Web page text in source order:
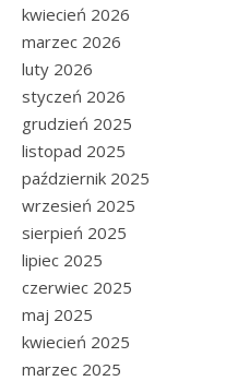
kwiecień 2026
marzec 2026
luty 2026
styczeń 2026
grudzień 2025
listopad 2025
październik 2025
wrzesień 2025
sierpień 2025
lipiec 2025
czerwiec 2025
maj 2025
kwiecień 2025
marzec 2025